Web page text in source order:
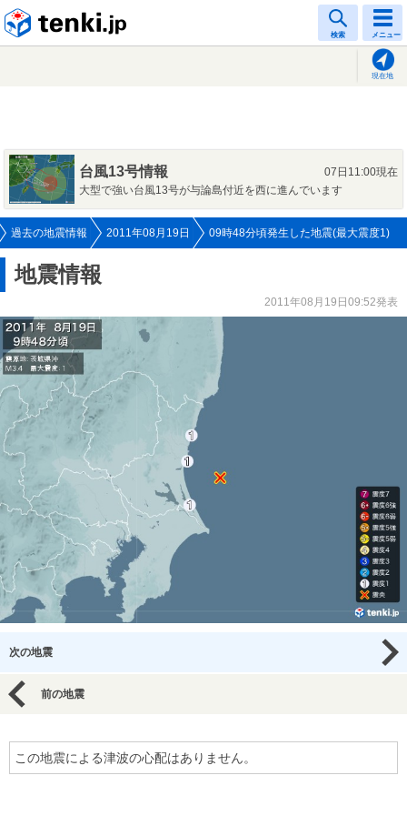
検索 メニュー
現在地
台風13号情報
07日11:00現在
大型で強い台風13号が与論島付近を西に進んでいます
過去の地震情報 2011年08月19日 09時48分頃発生した地震(最大震度1)
地震情報
2011年08月19日09:52発表
次の地震
前の地震
この地震による津波の心配はありません。